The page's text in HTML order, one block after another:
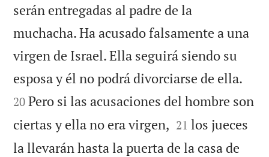
serán entregadas al padre de la
muchacha. Ha acusado falsamente a una
virgen de Israel. Ella seguirá siendo su
esposa y él no podrá divorciarse de ella.
20 Pero si las acusaciones del hombre son
ciertas y ella no era virgen, 

21 los jueces
la llevarán hasta la puerta de la casa de